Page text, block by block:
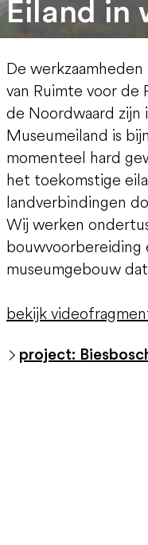
Eiland in
De
van Ruimte voor de
de Noordwaard zijn
Museumeiland is
momenteel hard
het toekomstige
landverbindingen
Wij werken
bouwvoorbereiding
museumgebouw
bekijk
project: